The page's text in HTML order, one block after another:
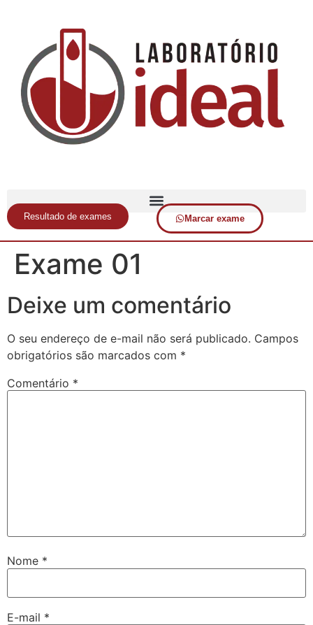
Resultado de exames Marcar exame
Exame 01
Deixe um comentário
O seu endereço de e-mail não será publicado. Campos
obrigatórios são marcados com *
Comentário *
Nome *
E-mail *